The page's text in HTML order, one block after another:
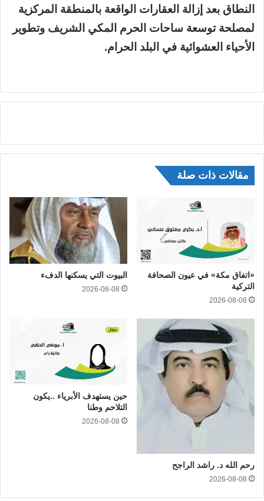
النطاق بعد إزالة العقارات الواقعة بالمنطقة المركزية
لمصلحة توسعة ساحات الحرم المكي الشريف وتطوير
الأحياء العشوائية في البلد الحرام.
مقالات ذات صلة
«اتفاق مكة» في عيون الصحافة
التركية
2026-08-08
البيوت التي يسكنها الدفء
2026-08-08
رحم الله د. راشد الراجح
2026-08-08
حين يستهدف الأبرياء ..يكون
التلاحم وطنا
2026-08-08